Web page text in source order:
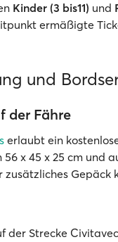
Kinder (3 bis11) und
ermäßigte
und
der Fähre
erlaubt ein
x 45 x 25 cm und
zusätzliches
der Strecke